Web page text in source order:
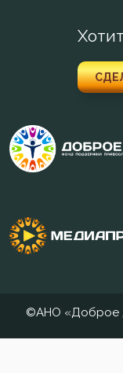
©АНО «Доброе